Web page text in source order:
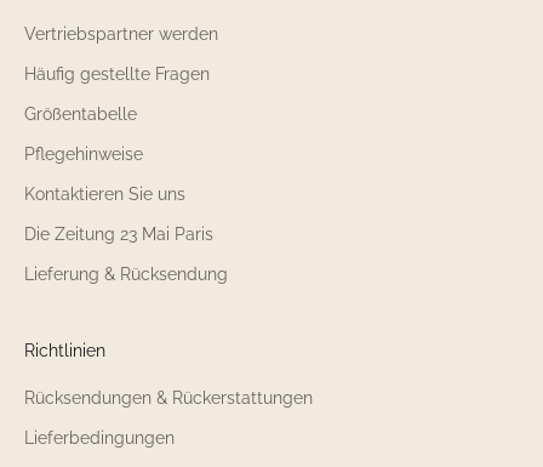
Vertriebspartner werden
Häufig gestellte Fragen
Größentabelle
Pflegehinweise
Kontaktieren Sie uns
Die Zeitung 23 Mai Paris
Lieferung & Rücksendung
Richtlinien
Rücksendungen & Rückerstattungen
Lieferbedingungen